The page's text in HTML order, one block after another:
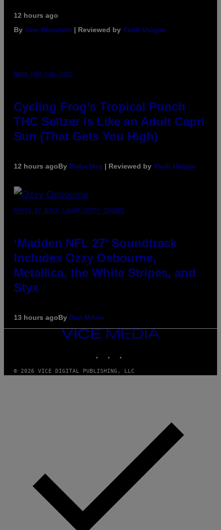
12 hours ago
By Sam Watanuki | Reviewed by Ysolt Usigan
MAHA HAQ FOR VICE
Cycling Frog’s Tropical Punch
THC Seltzer Is Like an Adult Capri
Sun (That Gets You High)
12 hours agoBy Maha Haq | Reviewed by Ysolt Usigan
PHOTO BY NICK LAHAM/GETTY IMAGES
‘Madden NFL 27’ Soundtrack
Includes Ozzy Osbourne,
Metallica, the White Stripes, and
Styx
13 hours agoBy Dan Milam
VICE
© 2026 VICE DIGITAL PUBLISHING, LLC